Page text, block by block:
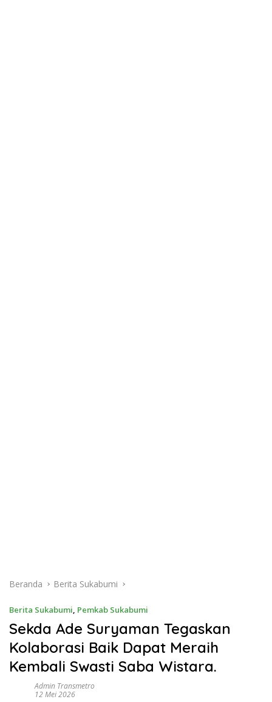
Beranda Berita Sukabumi
Berita Sukabumi, Pemkab Sukabumi
Sekda Ade Suryaman Tegaskan
Kolaborasi Baik Dapat Meraih
Kembali Swasti Saba Wistara.
Admin Transmetro
12 Mei 2026